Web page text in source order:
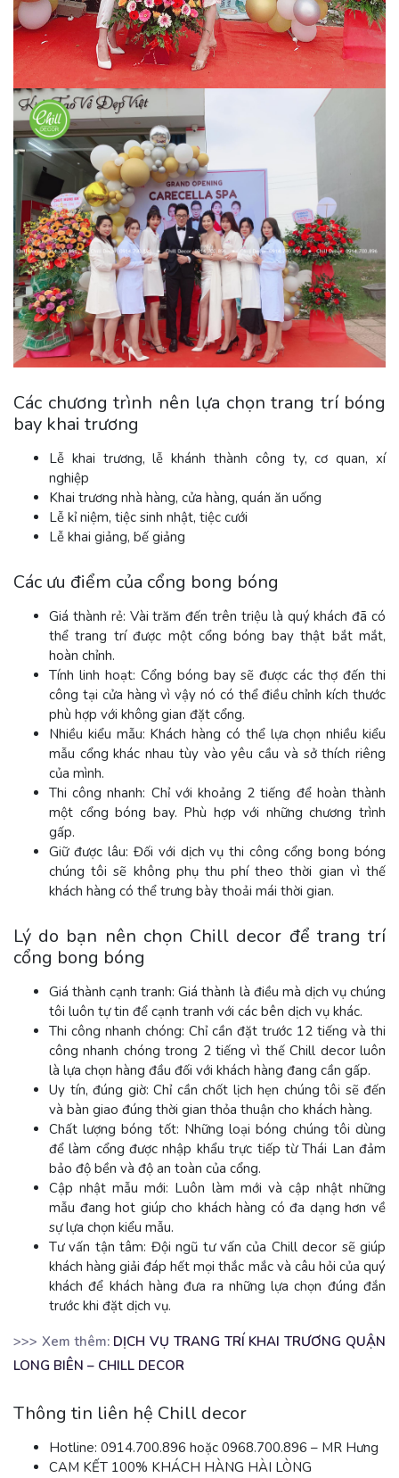
Các chương trình nên lựa chọn trang trí bóng
bay khai trương
Lễ khai trương, lễ khánh thành công ty, cơ quan, xí
nghiệp
Khai trương nhà hàng, cửa hàng, quán ăn uống
Lễ kỉ niệm, tiệc sinh nhật, tiệc cưới
Lễ khai giảng, bế giảng
Các ưu điểm của cổng bong bóng
Giá thành rẻ: Vài trăm đến trên triệu là quý khách đã có
thể trang trí được một cổng bóng bay thật bắt mắt,
hoàn chỉnh.
Tính linh hoạt: Cổng bóng bay sẽ được các thợ đến thi
công tại cửa hàng vì vậy nó có thể điều chỉnh kích thước
phù hợp với không gian đặt cổng.
Nhiều kiểu mẫu: Khách hàng có thể lựa chọn nhiều kiểu
mẫu cổng khác nhau tùy vào yêu cầu và sở thích riêng
của mình.
Thi công nhanh: Chỉ với khoảng 2 tiếng để hoàn thành
một cổng bóng bay. Phù hợp với những chương trình
gấp.
Giữ được lâu: Đối với dịch vụ thi công cổng bong bóng
chúng tôi sẽ không phụ thu phí theo thời gian vì thế
khách hàng có thể trưng bày thoải mái thời gian.
Lý do bạn nên chọn Chill decor để trang trí
cổng bong bóng
Giá thành cạnh tranh: Giá thành là điều mà dịch vụ chúng
tôi luôn tự tin để cạnh tranh với các bên dịch vụ khác.
Thi công nhanh chóng: Chỉ cần đặt trước 12 tiếng và thi
công nhanh chóng trong 2 tiếng vì thế Chill decor luôn
là lựa chọn hàng đầu đối với khách hàng đang cần gấp.
Uy tín, đúng giờ: Chỉ cần chốt lịch hẹn chúng tôi sẽ đến
và bàn giao đúng thời gian thỏa thuận cho khách hàng.
Chất lượng bóng tốt: Những loại bóng chúng tôi dùng
để làm cổng được nhập khẩu trực tiếp từ Thái Lan đảm
bảo độ bền và độ an toàn của cổng.
Cập nhật mẫu mới: Luôn làm mới và cập nhật những
mẫu đang hot giúp cho khách hàng có đa dạng hơn về
sự lựa chọn kiểu mẫu.
Tư vấn tận tâm: Đội ngũ tư vấn của Chill decor sẽ giúp
khách hàng giải đáp hết mọi thắc mắc và câu hỏi của quý
khách để khách hàng đưa ra những lựa chọn đúng đắn
trước khi đặt dịch vụ.
>>> Xem thêm: DỊCH VỤ TRANG TRÍ KHAI TRƯƠNG QUẬN
LONG BIÊN – CHILL DECOR
Thông tin liên hệ Chill decor
Hotline: 0914.700.896 hoặc 0968.700.896 – MR Hưng
CAM KẾT 100% KHÁCH HÀNG HÀI LÒNG